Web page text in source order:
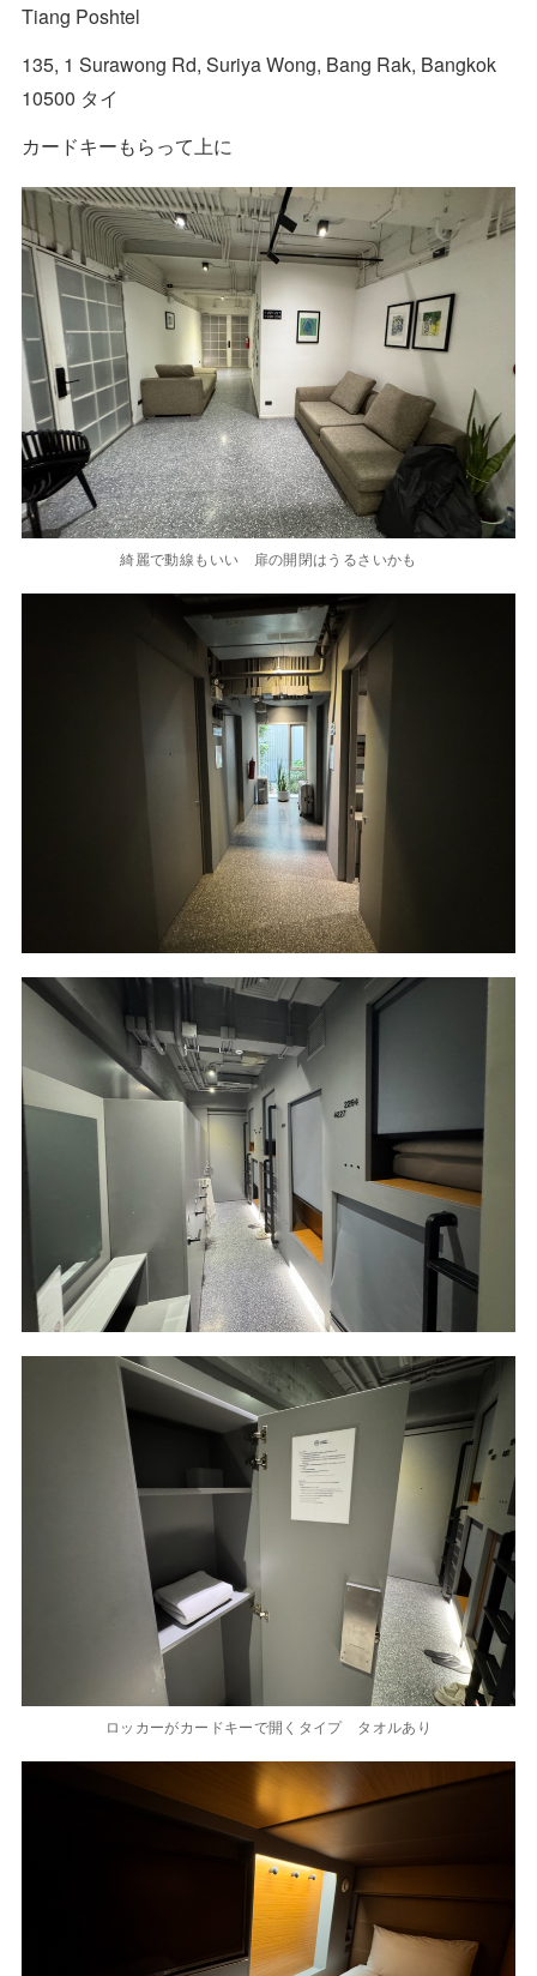
Tiang Poshtel
135, 1 Surawong Rd, Suriya Wong, Bang Rak, Bangkok
10500 タイ
カードキーもらって上に
綺麗で動線もいい 扉の開閉はうるさいかも
ロッカーがカードキーで開くタイプ タオルあり